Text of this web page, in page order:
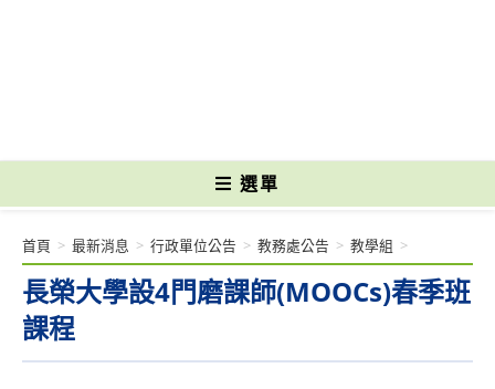
選單
長榮大學設4門磨課師(MOOCs)春季班
課程
首頁 > 最新消息 > 行政單位公告 > 教務處公告 > 教學組 >